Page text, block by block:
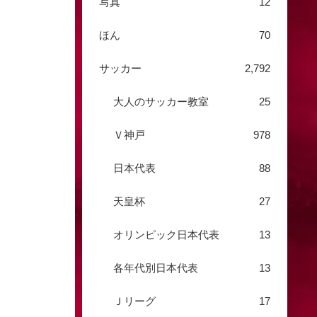
ほん 70
サッカー 2,792
大人のサッカー教室 25
Ｖ神戸 978
日本代表 88
天皇杯 27
オリンピック日本代表 13
各年代別日本代表 13
Ｊリーグ 17